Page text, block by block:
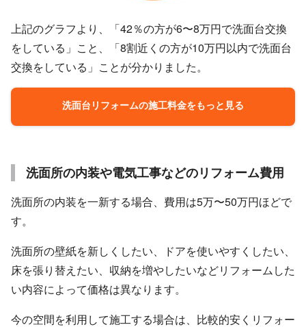
上記のグラフより、「42％の方が6〜8万円で洗面台交換
をしている」こと、「8割近くの方が10万円以内で洗面台
交換をしている」ことが分かりました。
洗面台リフォームの施工料金をもっと見る
洗面所の内装や電気工事などのリフォーム費用
洗面所の内装を一新する場合、費用は5万〜50万円ほどで
す。
洗面所の壁紙を新しくしたい、ドアを使いやすくしたい、
床を張り替えたい、収納を増やしたいなどリフォームした
い内容によって価格は異なります。
今の空間を利用して施工する場合は、比較的安くリフォー